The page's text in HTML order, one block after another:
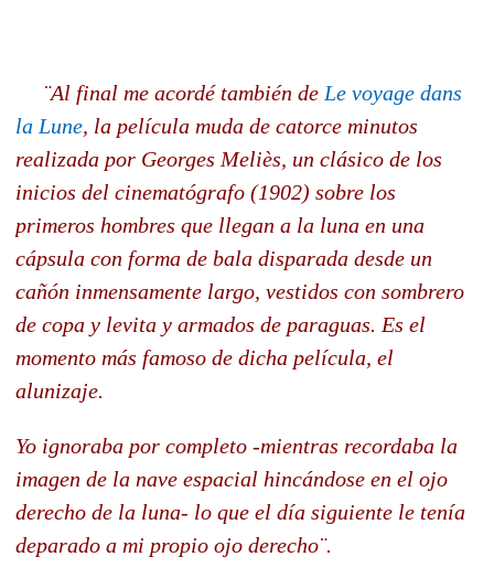
¨Al final me acordé también de Le voyage dans
la Lune, la película muda de catorce minutos
realizada por Georges Meliès, un clásico de los
inicios del cinematógrafo (1902) sobre los
primeros hombres que llegan a la luna en una
cápsula con forma de bala disparada desde un
cañón inmensamente largo, vestidos con sombrero
de copa y levita y armados de paraguas. Es el
momento más famoso de dicha película, el
alunizaje.
Yo ignoraba por completo -mientras recordaba la
imagen de la nave espacial hincándose en el ojo
derecho de la luna- lo que el día siguiente le tenía
deparado a mi propio ojo derecho¨.